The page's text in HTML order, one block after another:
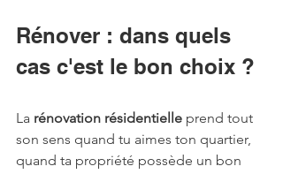
Rénover : dans quels
cas c'est le bon choix ?
La rénovation résidentielle prend tout
son sens quand tu aimes ton quartier,
quand ta propriété possède un bon